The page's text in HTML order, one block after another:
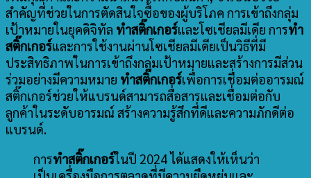
สำคัญที่ช่วยในการตัดสินใจซื้อของผู้บริโภค การเข้าถึงกลุ่ม
เป้าหมายในยุคดิจิทัล ทำสติ๊กเกอร์และโซเชียลมีเดีย การทำ
สติ๊กเกอร์และการใช้งานผ่านโซเชียลมีเดียเป็นวิธีที่มี
ประสิทธิภาพในการเข้าถึงกลุ่มเป้าหมายและสร้างการมีส่วน
ร่วมอย่างมีความหมาย ทำสติ๊กเกอร์เพื่อการเชื่อมต่ออารมณ์
สติ๊กเกอร์ช่วยให้แบรนด์สามารถสื่อสารและเชื่อมต่อกับ
ลูกค้าในระดับอารมณ์ สร้างความรู้สึกที่ดีและความภักดีต่อ
แบรนด์.
การทำสติ๊กเกอร์ในปี 2024 ได้แสดงให้เห็นว่า